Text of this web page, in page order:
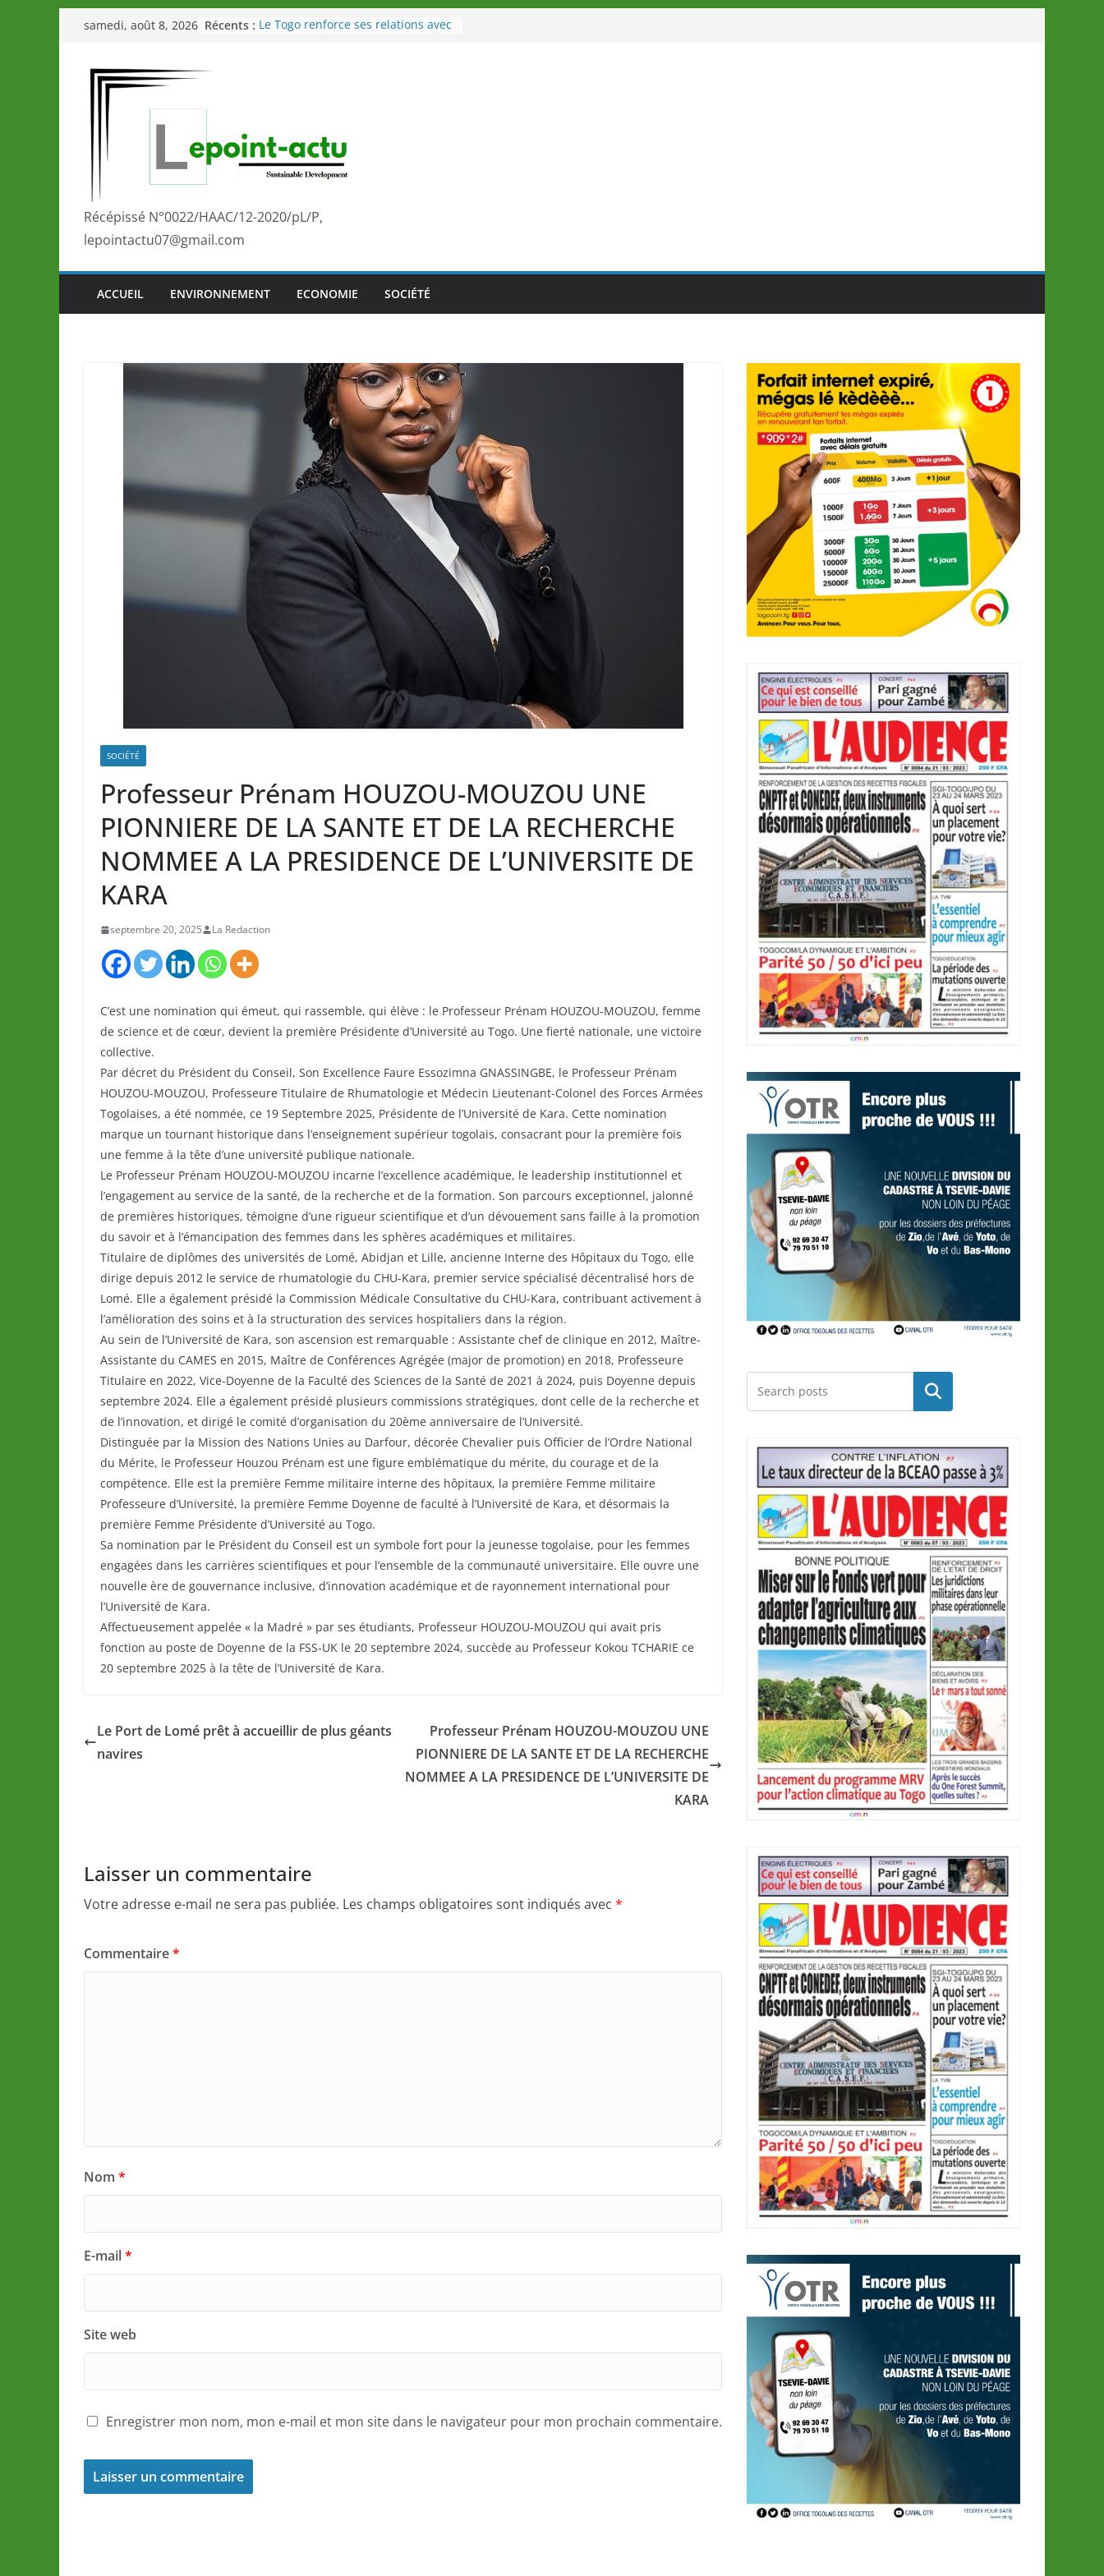
Passer
contenu
samedi, août 8, 2026 Récents : Le Togo renforce ses relations avec
marque de confiance au Togo sur
la scène internationale au-delà des
performances de ses athlètes
développement?
Récépissé N°0022/HAAC/12-2020/pL/P,
lepointactu07@gmail.com
ACCUEIL ENVIRONNEMENT ECONOMIE SOCIÉTÉ
SOCIÉTÉ
Professeur Prénam HOUZOU-MOUZOU UNE
PIONNIERE DE LA SANTE ET DE LA RECHERCHE
NOMMEE A LA PRESIDENCE DE L’UNIVERSITE DE
KARA
septembre 20, 2025 La Redaction
C’est une nomination qui émeut, qui rassemble, qui élève : le Professeur Prénam HOUZOU-MOUZOU, femme
de science et de cœur, devient la première Présidente d’Université au Togo. Une fierté nationale, une victoire
collective.
Par décret du Président du Conseil, Son Excellence Faure Essozimna GNASSINGBE, le Professeur Prénam
HOUZOU-MOUZOU, Professeure Titulaire de Rhumatologie et Médecin Lieutenant-Colonel des Forces Armées
Togolaises, a été nommée, ce 19 Septembre 2025, Présidente de l’Université de Kara. Cette nomination
marque un tournant historique dans l’enseignement supérieur togolais, consacrant pour la première fois
une femme à la tête d’une université publique nationale.
Le Professeur Prénam HOUZOU-MOUZOU incarne l’excellence académique, le leadership institutionnel et
l’engagement au service de la santé, de la recherche et de la formation. Son parcours exceptionnel, jalonné
de premières historiques, témoigne d’une rigueur scientifique et d’un dévouement sans faille à la promotion
du savoir et à l’émancipation des femmes dans les sphères académiques et militaires.
Titulaire de diplômes des universités de Lomé, Abidjan et Lille, ancienne Interne des Hôpitaux du Togo, elle
dirige depuis 2012 le service de rhumatologie du CHU-Kara, premier service spécialisé décentralisé hors de
Lomé. Elle a également présidé la Commission Médicale Consultative du CHU-Kara, contribuant activement à
l’amélioration des soins et à la structuration des services hospitaliers dans la région.
Au sein de l’Université de Kara, son ascension est remarquable : Assistante chef de clinique en 2012, Maître-
Assistante du CAMES en 2015, Maître de Conférences Agrégée (major de promotion) en 2018, Professeure
Titulaire en 2022, Vice-Doyenne de la Faculté des Sciences de la Santé de 2021 à 2024, puis Doyenne depuis
septembre 2024. Elle a également présidé plusieurs commissions stratégiques, dont celle de la recherche et
de l’innovation, et dirigé le comité d’organisation du 20ème anniversaire de l’Université.
Distinguée par la Mission des Nations Unies au Darfour, décorée Chevalier puis Officier de l’Ordre National
du Mérite, le Professeur Houzou Prénam est une figure emblématique du mérite, du courage et de la
compétence. Elle est la première Femme militaire interne des hôpitaux, la première Femme militaire
Professeure d’Université, la première Femme Doyenne de faculté à l’Université de Kara, et désormais la
première Femme Présidente d’Université au Togo.
Sa nomination par le Président du Conseil est un symbole fort pour la jeunesse togolaise, pour les femmes
engagées dans les carrières scientifiques et pour l’ensemble de la communauté universitaire. Elle ouvre une
nouvelle ère de gouvernance inclusive, d’innovation académique et de rayonnement international pour
l’Université de Kara.
Affectueusement appelée « la Madré » par ses étudiants, Professeur HOUZOU-MOUZOU qui avait pris
fonction au poste de Doyenne de la FSS-UK le 20 septembre 2024, succède au Professeur Kokou TCHARIE ce
20 septembre 2025 à la tête de l’Université de Kara.
Le Port de Lomé prêt à accueillir de plus géants
navires
Professeur Prénam HOUZOU-MOUZOU UNE
PIONNIERE DE LA SANTE ET DE LA RECHERCHE
NOMMEE A LA PRESIDENCE DE L’UNIVERSITE DE
KARA
Laisser un commentaire
Votre adresse e-mail ne sera pas publiée. Les champs obligatoires sont indiqués avec *
Commentaire*
Nom *
E-mail*
Site web
Enregistrer mon nom, mon e-mail et mon site dans le navigateur pour mon prochain commentaire.
Rechercher